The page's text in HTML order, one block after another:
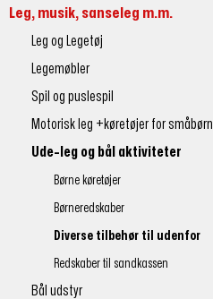
Leg, musik, sanseleg m.m.
Leg og Legetøj
Legemøbler
Spil og puslespil
Motorisk leg +køretøjer for småbørn
Ude-leg og bål aktiviteter
Børne køretøjer
Børneredskaber
Diverse tilbehør til udenfor
Redskaber til sandkassen
Bål udstyr